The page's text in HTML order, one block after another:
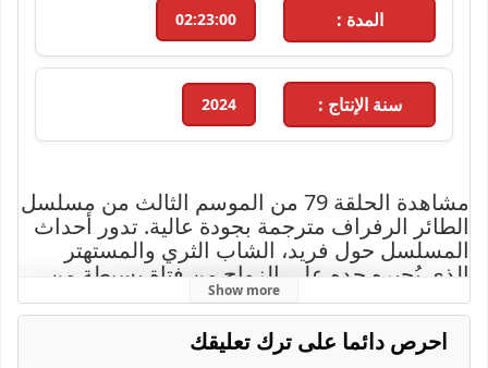
المدة : 02:23:00
سنة الإنتاج : 2024
مشاهدة الحلقة 79 من الموسم الثالث من مسلسل
الطائر الرفراف مترجمة بجودة عالية. تدور أحداث
المسلسل حول فريد، الشاب الثري والمستهتر
الذي يُجبره جده على الزواج من فتاة بسيطة من
مسقط رأسه لتلقينه درسًا بعد سلسلة من
التصرفات الطائشة، مما يفتح الباب أمام تحديات
وصراعات مشوقة بين العائلتين. مع أحداث مليئة
Show more
احرص دائما على ترك تعليقك